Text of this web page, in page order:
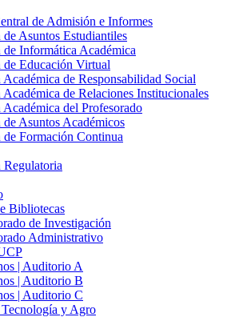
de Admisión e Informes
Asuntos Estudiantiles
Informática Académica
Educación Virtual
de Responsabilidad Social
de Relaciones Institucionales
del Profesorado
Asuntos Académicos
Formación Continua
Bibliotecas
de Investigación
Administrativo
| Auditorio A
| Auditorio B
| Auditorio C
y Agro